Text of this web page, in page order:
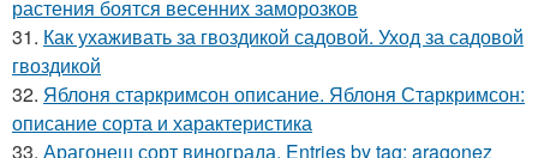
растения боятся весенних заморозков
31. Как ухаживать за гвоздикой садовой. Уход за садовой
гвоздикой
32. Яблоня старкримсон описание. Яблоня Старкримсон:
описание сорта и характеристика
33. Арагонеш сорт винограда. Entries by tag: aragonez